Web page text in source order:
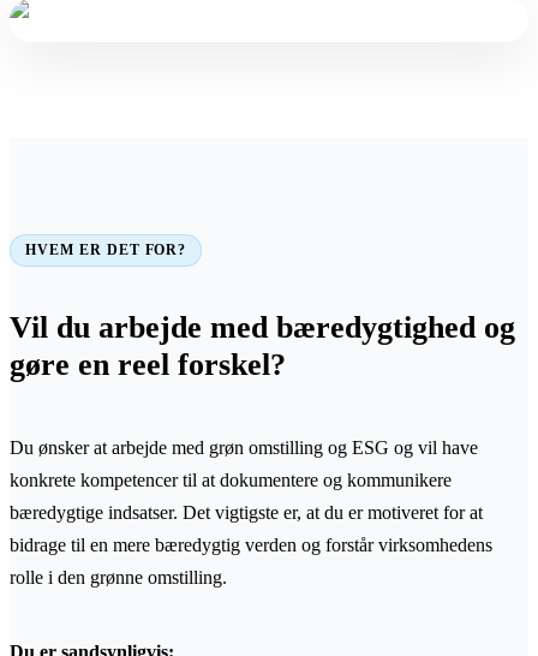
HVEM ER DET FOR?
Vil du arbejde med bæredygtighed og
gøre en reel forskel?
Du ønsker at arbejde med grøn omstilling og ESG og vil have
konkrete kompetencer til at dokumentere og kommunikere
bæredygtige indsatser. Det vigtigste er, at du er motiveret for at
bidrage til en mere bæredygtig verden og forstår virksomhedens
rolle i den grønne omstilling.